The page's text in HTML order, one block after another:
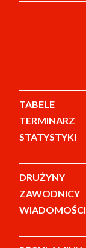
TABELE
TERMINARZ
STATYSTYKI
DRUŻYNY
ZAWODNICY
WIADOMOŚCI